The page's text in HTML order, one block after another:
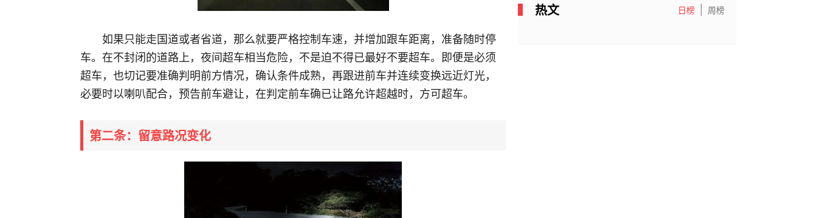
如果只能走国道或者省道，那么就要严格控制车速，并增加跟车距离，准备随时停
车。在不封闭的道路上，夜间超车相当危险，不是迫不得已最好不要超车。即便是必须
超车，也切记要准确判明前方情况，确认条件成熟，再跟进前车并连续变换远近灯光，
必要时以喇叭配合，预告前车避让，在判定前车确已让路允许超越时，方可超车。
第二条：留意路况变化
热文 日榜 周榜